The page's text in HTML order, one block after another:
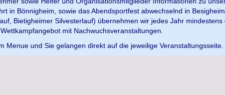
in Bönnigheim, sowie das Abendsportfest abwechselnd in
Bietigheimer Silvesterlauf) übernehmen wir jedes Jahr
mit Nachwuchsveranstaltungen.
Menue und Sie gelangen direkt auf die jeweilige Veranstaltungsseite.